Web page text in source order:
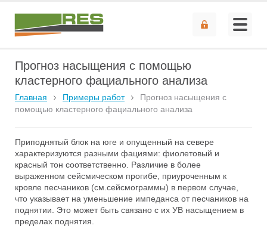
Прогноз насыщения с помощью
кластерного фациального анализа
Главная Примеры работ
Прогноз насыщения с
помощью кластерного фациального анализа
Приподнятый блок на юге и опущенный на севере
характеризуются разными фациями: фиолетовый и
красный тон соответственно. Различие в более
выраженном сейсмическом прогибе, приуроченным к
кровле песчаников (см.сейсмограммы) в первом случае,
что указывает на уменьшение импеданса от песчаников на
поднятии. Это может быть связано с их УВ насыщением в
пределах поднятия.